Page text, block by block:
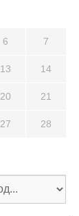
6 7
13 14
20 21
27 28